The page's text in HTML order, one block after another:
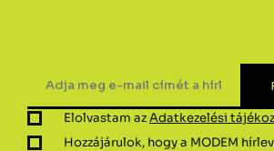
Elolvastam azAdatkezelési
Hozzájárulok, hogy a MODEM